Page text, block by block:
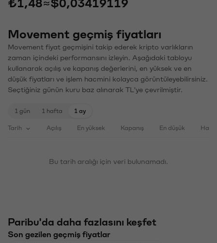
Movement geçmiş fiyatları
Movement fiyat geçmişini takip ederek kripto varlıkların
zaman içindeki performansını izleyin. Aşağıdaki tabloyu
kullanarak açılış ve kapanış değerlerini, en yüksek ve en
düşük fiyatları ve işlem hacmini kolayca görüntüleyebilirsiniz.
Seçtiğiniz günün kuru baz alınarak TL'ye çevrilmiştir.
1 gün 1 hafta 1 ay
Tarih Açılış En yüksek Kapanış En düşük
Bu tarih aralığı için veri bulunamadı.
Paribu'da daha fazlasını keşfet
Son gezilen geçmiş fiyatlar